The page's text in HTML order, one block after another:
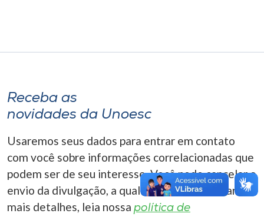
o idioma
A-
Receba as
novidades da Unoesc
Usaremos seus dados para entrar em contato
com você sobre informações correlacionadas que
podem ser de seu interesse. Você pode cancelar o
envio da divulgação, a qualquer momento. Para
mais detalhes, leia nossa política de